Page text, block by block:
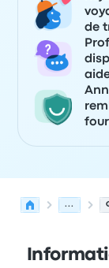
de
...